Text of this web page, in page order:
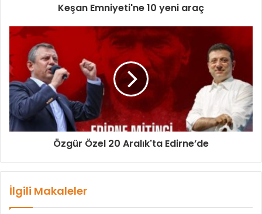
Keşan Emniyeti'ne 10 yeni araç
Özgür Özel 20 Aralık'ta Edirne’de
İlgili Makaleler